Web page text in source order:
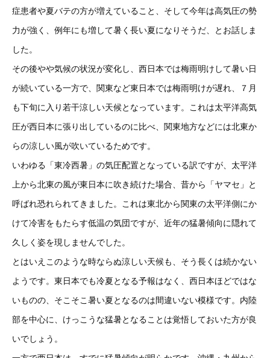
症患者や夏バテの方が増えていること、そして今年は高気圧の勢
力が強く、例年にも増して暑く長い夏になりそうだ、とお話しま
した。
その後やや気候の状況が変化し、西日本では梅雨明けして暑い日
が続いている一方で、関東など東日本では梅雨明けが遅れ、７月
も下旬に入り若干涼しい天候となっています。これは太平洋高気
圧が西日本に張り出しているのに比べ、関東地方などには北東か
らの涼しい風が吹いているためです。
いわゆる「東冷西暑」の気圧配置となっている訳ですが、太平洋
上から北東の風が東日本に吹き続けた場合、昔から「ヤマセ」と
呼ばれ恐れられてきました。これは東北から関東の太平洋側にか
けて冷害をもたらす低温の気団ですが、近年の猛暑傾向に隠れて
久しく姿を現しませんでした。
とはいえこのような時ならぬ涼しい天候も、そう長くは続かない
ようです。東日本でも冷夏となる予報はなく、西日本ほどではな
いものの、そこそこ暑い夏となるのは間違いない模様です。内陸
部を中心に、けっこうな猛暑となることは覚悟しておいた方が良
いでしょう。